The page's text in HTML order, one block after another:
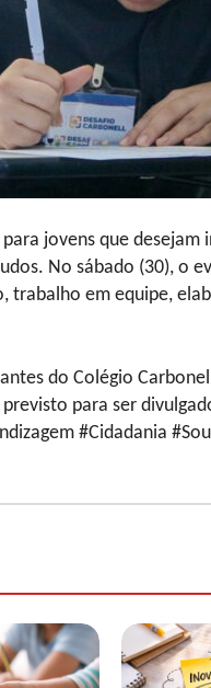
jovens que desejam
No sábado (30), o
trabalho em equipe,
do Colégio
para ser
#Cidadania